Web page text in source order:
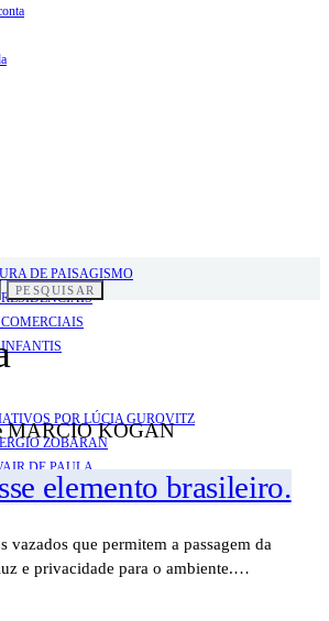
DE PAISAGISMO
RESIDENCIAIS
INFANTIS
POR LÚCIA GUROVITZ
ZOBARAN
DE PAULA
PESQUISAR
elemento brasileiro.
vazados que permitem a passagem da
e privacidade para o ambiente.…